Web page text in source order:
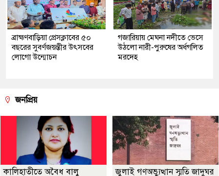
ব্রাহ্মণবাড়িয়া প্রেসক্লাবের ৫০
বছরের সুবর্ণজয়ন্তীর উৎসবের
লোগো উন্মোচন
গজারিয়ায় মেঘনা নদীতে ভেসে
উঠলো নারী-পুরুষের অর্ধগলিত
মরদেহ
জনপ্রিয়
কালিহাতীতে অবৈধ বালু জুলাই গণঅভ্যুত্থান স্মৃতি জাদুঘর